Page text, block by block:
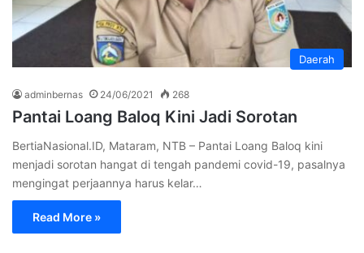
Daerah
adminbernas 24/06/2021 268
Pantai Loang Baloq Kini Jadi Sorotan
BertiaNasional.ID, Mataram, NTB – Pantai Loang Baloq kini
menjadi sorotan hangat di tengah pandemi covid-19, pasalnya
mengingat perjaannya harus kelar…
Read More »